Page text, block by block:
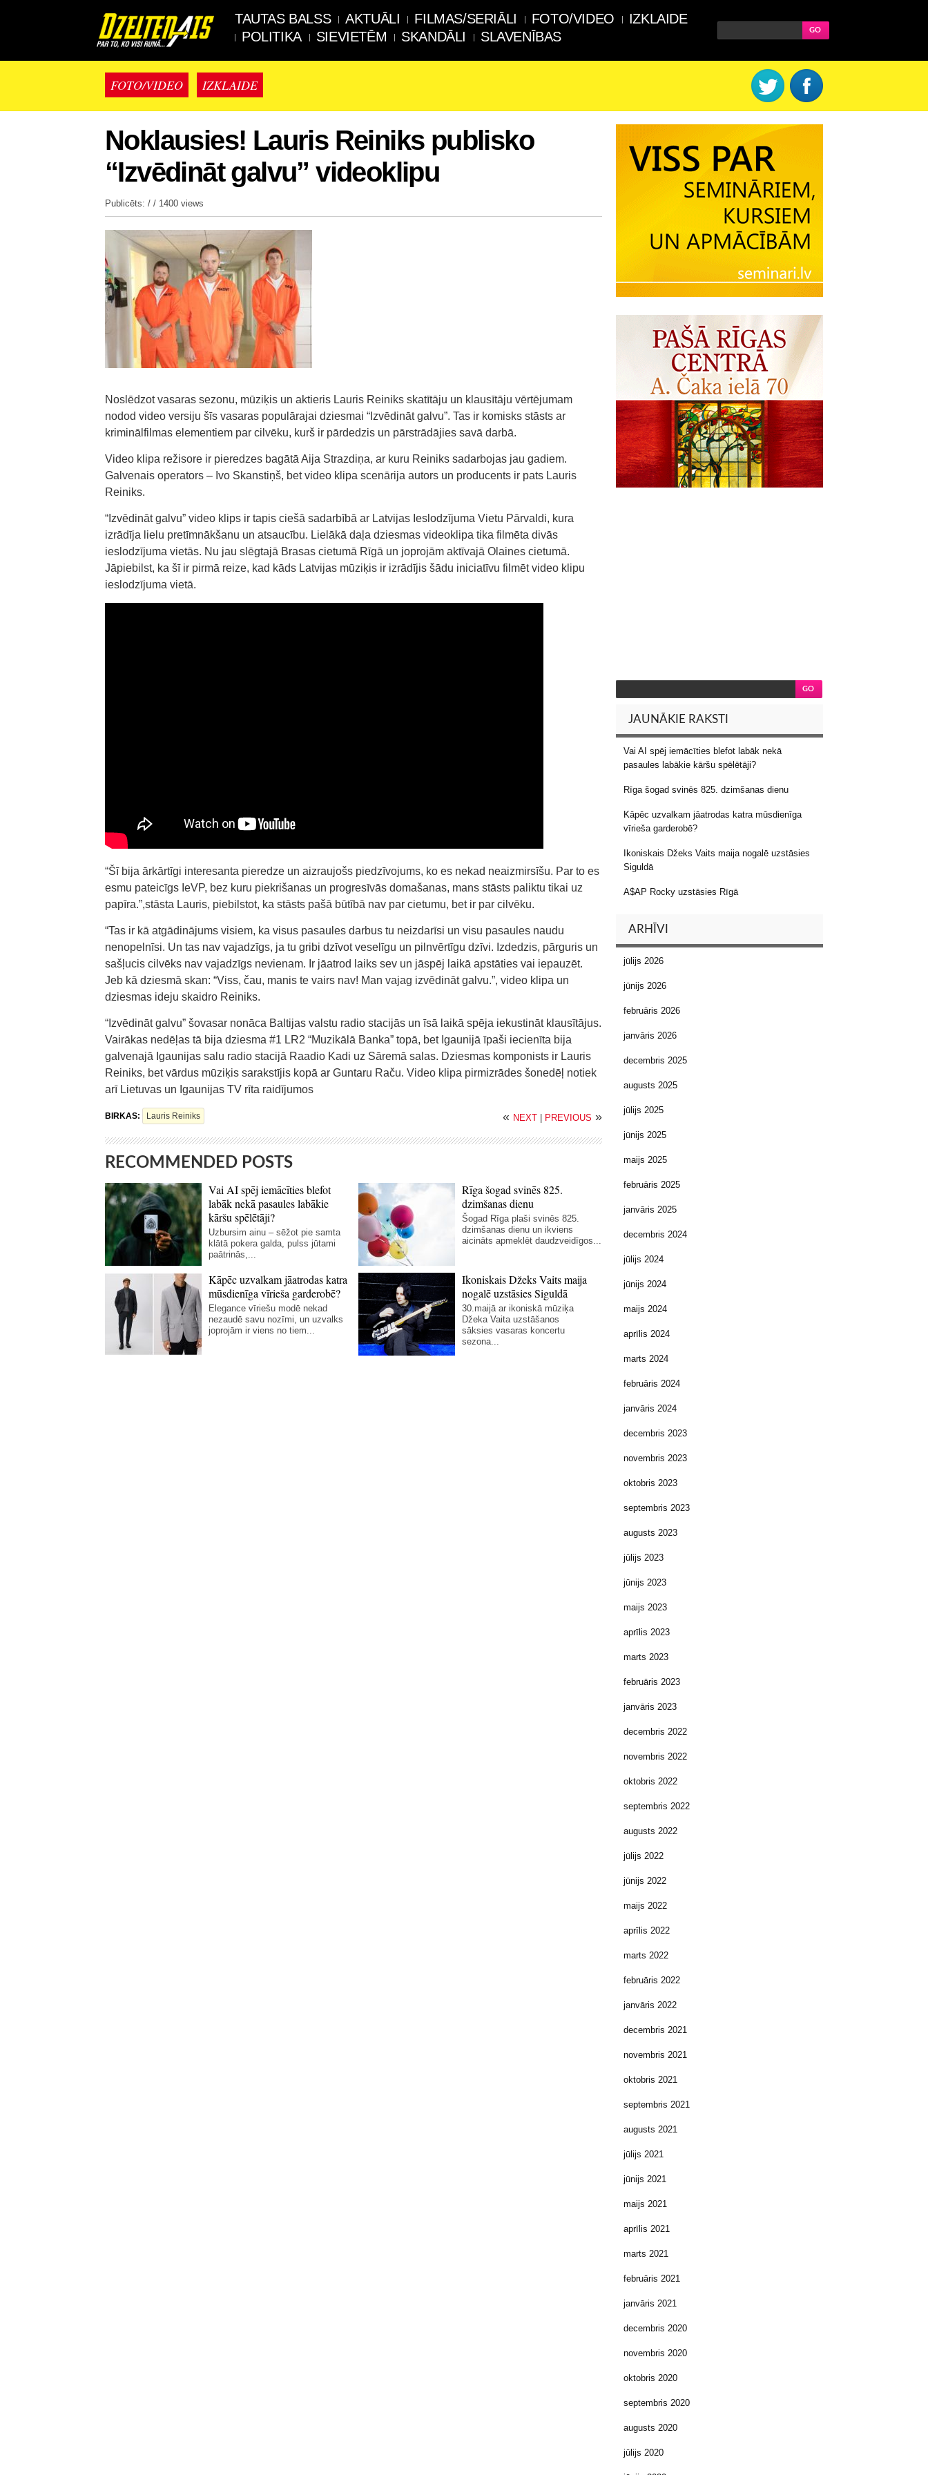
TAUTAS BALSS AKTUĀLI FILMAS/SERIĀLI FOTO/VIDEO
IZKLAIDE
POLITIKA
SIEVIETĒM SKANDĀLI SLAVENĪBAS
FOTO/VIDEO IZKLAIDE
Noklausies! Lauris Reiniks publisko
“Izvēdināt galvu” videoklipu
Publicēts: / / 1400 views
Noslēdzot vasaras sezonu, mūziķis un aktieris Lauris Reiniks skatītāju un klausītāju vērtējumam
nodod video versiju šīs vasaras populārajai dziesmai “Izvēdināt galvu”. Tas ir komisks stāsts ar
kriminālfilmas elementiem par cilvēku, kurš ir pārdedzis un pārstrādājies savā darbā.
Video klipa režisore ir pieredzes bagātā Aija Strazdiņa, ar kuru Reiniks sadarbojas jau gadiem.
Galvenais operators – Ivo Skanstiņš, bet video klipa scenārija autors un producents ir pats Lauris
Reiniks.
“Izvēdināt galvu” video klips ir tapis ciešā sadarbībā ar Latvijas Ieslodzījuma Vietu Pārvaldi, kura
izrādīja lielu pretīmnākšanu un atsaucību. Lielākā daļa dziesmas videoklipa tika filmēta divās
ieslodzījuma vietās. Nu jau slēgtajā Brasas cietumā Rīgā un joprojām aktīvajā Olaines cietumā.
Jāpiebilst, ka šī ir pirmā reize, kad kāds Latvijas mūziķis ir izrādījis šādu iniciatīvu filmēt video klipu
ieslodzījuma vietā.
“Šī bija ārkārtīgi interesanta pieredze un aizraujošs piedzīvojums, ko es nekad neaizmirsīšu. Par to es
esmu pateicīgs IeVP, bez kuru piekrišanas un progresīvās domašanas, mans stāsts paliktu tikai uz
papīra.”,stāsta Lauris, piebilstot, ka stāsts pašā būtībā nav par cietumu, bet ir par cilvēku.
“Tas ir kā atgādinājums visiem, ka visus pasaules darbus tu neizdarīsi un visu pasaules naudu
nenopelnīsi. Un tas nav vajadzīgs, ja tu gribi dzīvot veselīgu un pilnvērtīgu dzīvi. Izdedzis, pārguris un
sašļucis cilvēks nav vajadzīgs nevienam. Ir jāatrod laiks sev un jāspēj laikā apstāties vai iepauzēt.
Jeb kā dziesmā skan: “Viss, čau, manis te vairs nav! Man vajag izvēdināt galvu.”, video klipa un
dziesmas ideju skaidro Reiniks.
“Izvēdināt galvu” šovasar nonāca Baltijas valstu radio stacijās un īsā laikā spēja iekustināt klausītājus.
Vairākas nedēļas tā bija dziesma #1 LR2 “Muzikālā Banka” topā, bet Igaunijā īpaši iecienīta bija
galvenajā Igaunijas salu radio stacijā Raadio Kadi uz Sāremā salas. Dziesmas komponists ir Lauris
Reiniks, bet vārdus mūziķis sarakstījis kopā ar Guntaru Raču. Video klipa pirmizrādes šonedēļ notiek
arī Lietuvas un Igaunijas TV rīta raidījumos
BIRKAS: Lauris Reiniks « NEXT PREVIOUS »
RECOMMENDED POSTS
Vai AI spēj iemācīties blefot
labāk nekā pasaules labākie
kāršu spēlētāji?
Uzbursim ainu – sēžot pie samta
klātā pokera galda, pulss jūtami
paātrinās,...
Rīga šogad svinēs 825.
dzimšanas dienu
Šogad Rīga plaši svinēs 825.
dzimšanas dienu un ikviens
aicināts apmeklēt daudzveidīgos...
Kāpēc uzvalkam jāatrodas katra
mūsdienīga vīrieša garderobē?
Elegance vīriešu modē nekad
nezaudē savu nozīmi, un uzvalks
joprojām ir viens no tiem...
Ikoniskais Džeks Vaits maija
nogalē uzstāsies Siguldā
30.maijā ar ikoniskā mūziķa
Džeka Vaita uzstāšanos
sāksies vasaras koncertu
sezona...
JAUNĀKIE RAKSTI
Vai AI spēj iemācīties blefot labāk nekā
pasaules labākie kāršu spēlētāji?
Rīga šogad svinēs 825. dzimšanas dienu
Kāpēc uzvalkam jāatrodas katra mūsdienīga
vīrieša garderobē?
Ikoniskais Džeks Vaits maija nogalē uzstāsies
Siguldā
A$AP Rocky uzstāsies Rīgā
ARHĪVI
jūlijs 2026
jūnijs 2026
februāris 2026
janvāris 2026
decembris 2025
augusts 2025
jūlijs 2025
jūnijs 2025
maijs 2025
februāris 2025
janvāris 2025
decembris 2024
jūlijs 2024
jūnijs 2024
maijs 2024
aprīlis 2024
marts 2024
februāris 2024
janvāris 2024
decembris 2023
novembris 2023
oktobris 2023
septembris 2023
augusts 2023
jūlijs 2023
jūnijs 2023
maijs 2023
aprīlis 2023
marts 2023
februāris 2023
janvāris 2023
decembris 2022
novembris 2022
oktobris 2022
septembris 2022
augusts 2022
jūlijs 2022
jūnijs 2022
maijs 2022
aprīlis 2022
marts 2022
februāris 2022
janvāris 2022
decembris 2021
novembris 2021
oktobris 2021
septembris 2021
augusts 2021
jūlijs 2021
jūnijs 2021
maijs 2021
aprīlis 2021
marts 2021
februāris 2021
janvāris 2021
decembris 2020
novembris 2020
oktobris 2020
septembris 2020
augusts 2020
jūlijs 2020